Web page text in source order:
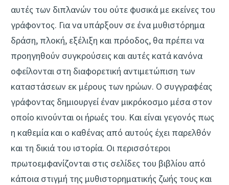
αυτές των διπλανών του ούτε φυσικά με εκείνες του
γράφοντος. Για να υπάρξουν σε ένα μυθιστόρημα
δράση, πλοκή, εξέλιξη και πρόοδος, θα πρέπει να
προηγηθούν συγκρούσεις και αυτές κατά κανόνα
οφείλονται στη διαφορετική αντιμετώπιση των
καταστάσεων εκ μέρους των ηρώων. Ο συγγραφέας
γράφοντας δημιουργεί έναν μικρόκοσμο μέσα στον
οποίο κινούνται οι ήρωές του. Και είναι γεγονός πως
η καθεμία και ο καθένας από αυτούς έχει παρελθόν
και τη δικιά του ιστορία. Οι περισσότεροι
πρωτοεμφανίζονται στις σελίδες του βιβλίου από
κάποια στιγμή της μυθιστορηματικής ζωής τους και